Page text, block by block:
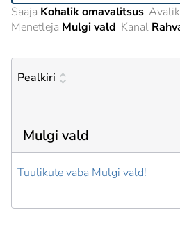
Saaja Kohalik omavalitsus
Menetleja Mulgi vald Kanal
Pealkiri
Mulgi vald
Tuulikute vaba Mulgi vald!